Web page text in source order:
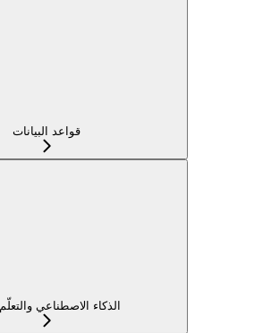
قواعد البيانات
الذكاء الاصطناعي